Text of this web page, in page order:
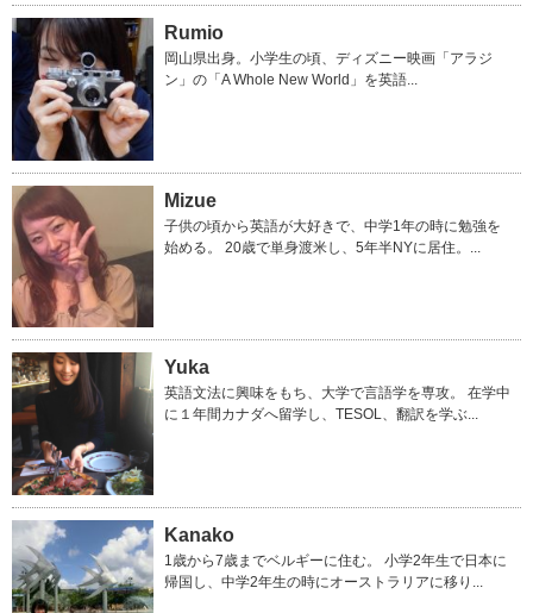
Rumio
岡山県出身。小学生の頃、ディズニー映画「アラジ
ン」の「A Whole New World」を英語...
Mizue
子供の頃から英語が大好きで、中学1年の時に勉強を
始める。 20歳で単身渡米し、5年半NYに居住。...
Yuka
英語文法に興味をもち、大学で言語学を専攻。 在学中
に１年間カナダへ留学し、TESOL、翻訳を学ぶ...
Kanako
1歳から7歳までベルギーに住む。 小学2年生で日本に
帰国し、中学2年生の時にオーストラリアに移り...